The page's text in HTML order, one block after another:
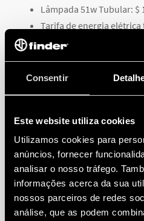
Consentir
Este website utiliza cookies
Utilizamos cookies para
anúncios, fornecer
analisar o nosso tráfego.
informações acerca da sua
nossos parceiros de redes
análise, que as podem
Lâmpada 51w Tubular: $
Tarifa de energia elétrica
kW/h)
Supondo-se dois
hotel, com 10 lâmpadas
Cenário 1: A cada 5
corredor. Uma vez que o
tempo de acendimento
segundos.
Cenário 2: A cada 5